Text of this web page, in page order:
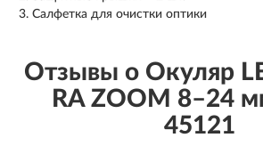
Салфетка для очистки оптики
Отзывы о Окуляр
RA ZOOM 8–24
45121